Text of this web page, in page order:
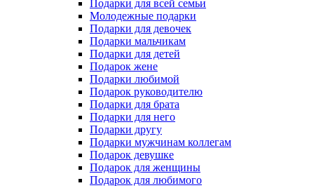
Подарки для всей семьи
Молодежные подарки
Подарки для девочек
Подарки мальчикам
Подарки для детей
Подарок жене
Подарки любимой
Подарок руководителю
Подарки для брата
Подарки для него
Подарки другу
Подарки мужчинам коллегам
Подарок девушке
Подарок для женщины
Подарок для любимого